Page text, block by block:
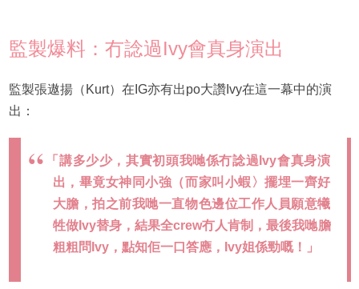
監製爆料：冇諗過Ivy會真身演出
監製張遨揚（Kurt）在IG亦有出po大讚Ivy在這一幕中的演
出：
「講多少少，其實初頭我哋係冇諗過Ivy會真身演
出，畢竟女神同小強（而家叫小蝦〉擺埋一齊好
大膽，拍之前我哋一直物色邊位工作人員願意犧
牲做Ivy替身，結果全crew冇人肯制，最後我哋膽
粗粗問Ivy，點知佢一口答應，Ivy姐係勁嘅！」